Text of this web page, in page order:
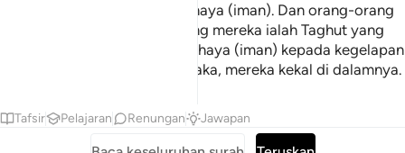
kegelapan (kufur) kepada cahaya (iman). Dan orang-orang
yang kafir, penolong-penolong mereka ialah Taghut yang
mengeluarkan mereka dari cahaya (iman) kepada kegelapan
(kufur). Mereka itulah ahli neraka, mereka kekal di dalamnya.
Tafsir Pelajaran Renungan Jawapan